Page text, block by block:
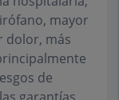
mayor
dolor, más
de